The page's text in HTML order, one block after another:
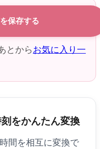
保存する
とからお気に入り一
をかんたん変換
間を相互に変換で